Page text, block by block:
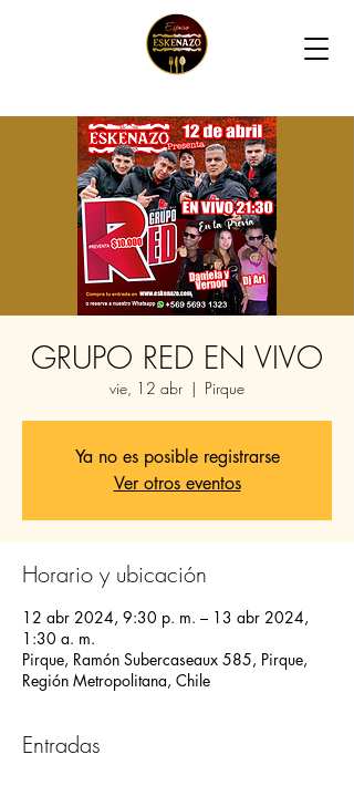
GRUPO RED EN VIVO
vie, 12 abr
  |
Pirque
Ya no es posible registrarse
Ver otros eventos
Horario y ubicación
12 abr 2024, 9:30 p. m. – 13 abr 2024,
1:30 a. m.
Pirque, Ramón Subercaseaux 585, Pirque,
Región Metropolitana, Chile
Entradas